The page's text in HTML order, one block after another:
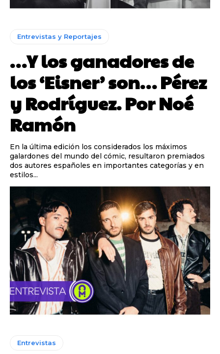
Entrevistas y Reportajes
…Y los ganadores de
los ‘Eisner’ son… Pérez
y Rodríguez. Por Noé
Ramón
En la última edición los considerados los máximos
galardones del mundo del cómic, resultaron premiados
dos autores españoles en importantes categorías y en
estilos...
Entrevistas